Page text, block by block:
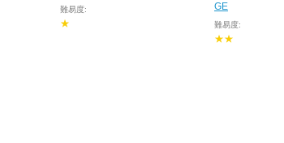
難易度:
★
GE
難易度:
★★